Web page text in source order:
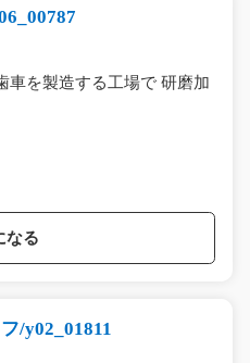
車を製造する工場で 研磨加
なる
/y02_01811